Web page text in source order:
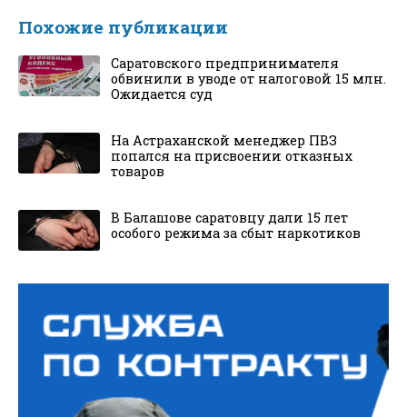
Похожие публикации
Саратовского предпринимателя
обвинили в уводе от налоговой 15 млн.
Ожидается суд
На Астраханской менеджер ПВЗ
попался на присвоении отказных
товаров
В Балашове саратовцу дали 15 лет
особого режима за сбыт наркотиков